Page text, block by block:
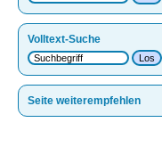
Volltext-Suche
Seite weiterempfehlen